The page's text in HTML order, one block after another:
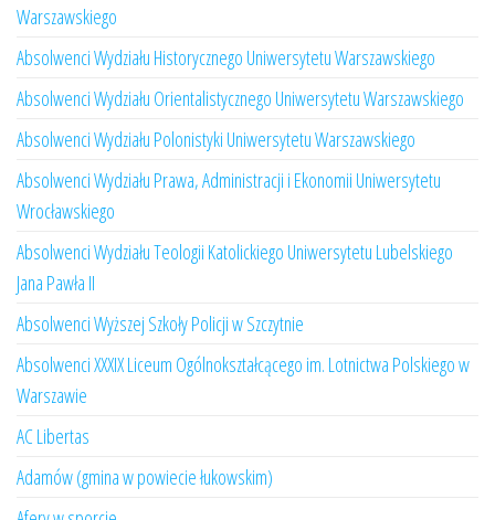
Warszawskiego
Absolwenci Wydziału Historycznego Uniwersytetu Warszawskiego
Absolwenci Wydziału Orientalistycznego Uniwersytetu Warszawskiego
Absolwenci Wydziału Polonistyki Uniwersytetu Warszawskiego
Absolwenci Wydziału Prawa, Administracji i Ekonomii Uniwersytetu
Wrocławskiego
Absolwenci Wydziału Teologii Katolickiego Uniwersytetu Lubelskiego
Jana Pawła II
Absolwenci Wyższej Szkoły Policji w Szczytnie
Absolwenci XXXIX Liceum Ogólnokształcącego im. Lotnictwa Polskiego w
Warszawie
AC Libertas
Adamów (gmina w powiecie łukowskim)